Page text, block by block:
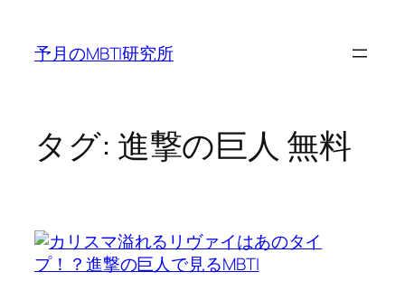
予月のMBTI研究所
タグ: 進撃の巨人 無料